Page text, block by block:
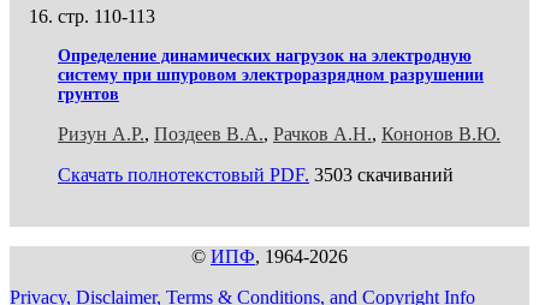
стр. 110-113
Определение динамических нагрузок на электродную
систему при шпуровом электроразрядном разрушении
грунтов
Ризун А.Р., Поздеев В.А., Рачков А.Н., Кононов В.Ю.
Скачать полнотекстовый PDF. 3503 скачиваний
© ИПФ, 1964-2026
Privacy, Disclaimer, Terms & Conditions, and Copyright Info